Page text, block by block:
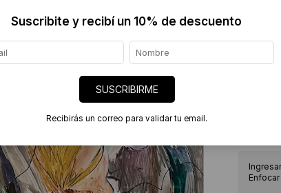
Suscribite y recibí un 10% de descuento
SUSCRIBIRME
Recibirás un correo para validar tu email.